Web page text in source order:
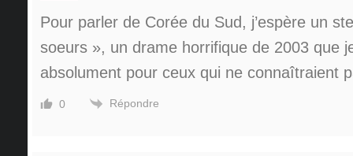
Pour parler de Corée du Sud, j’espère un
soeurs », un drame horrifique de 2003 que
absolument pour ceux qui ne connaîtraient
0 Répondre